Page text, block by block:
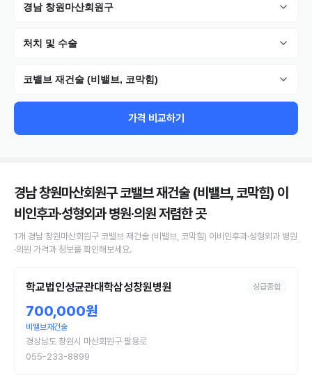
경남 창원마산회원구
처치 및 수술
코밸브 재건술 (비밸브, 코막힘)
가격 비교하기
경남 창원마산회원구 코밸브 재건술 (비밸브, 코막힘) 이
비인후과·성형외과 병원·의원저렴한 곳
1개 경남 창원마산회원구 코밸브 재건술 (비밸브, 코막힘) 이비인후과·성형외과 병원
·의원 가격과 정보를 확인해보세요.
학교법인성균관대학삼성창원병원 상급종합
700,000원
비밸브재건술
경상남도 창원시 마산회원구 팔용로
055-233-8899